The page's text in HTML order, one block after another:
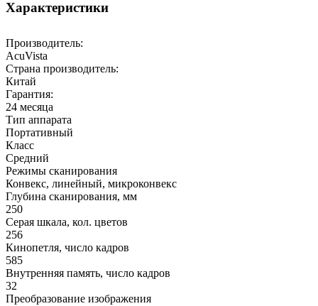
Характеристики
Производитель:
AcuVista
Страна производитель:
Китай
Гарантия:
24 месяца
Тип аппарата
Портативный
Класс
Средний
Режимы сканирования
Конвекс, линейный, микроконвекс
Глубина сканирования, мм
250
Серая шкала, кол. цветов
256
Кинопетля, число кадров
585
Внутренняя память, число кадров
32
Преобразование изображения